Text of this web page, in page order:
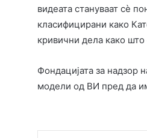
видеата стануваат сè
класифицирани како
кривични дела како
Фондацијата за надзор
модели од ВИ пред да